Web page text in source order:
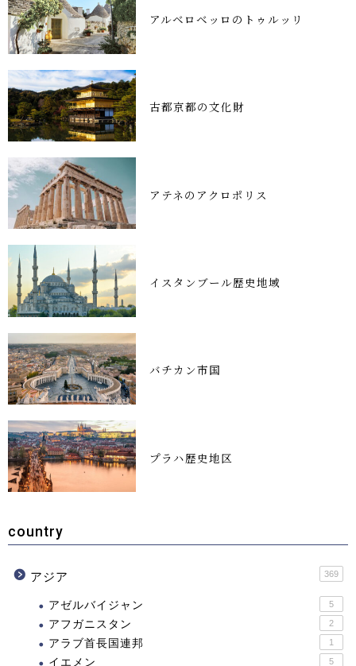
アルベロベッロのトゥルッリ
古都京都の文化財
アテネのアクロポリス
イスタンブール歴史地域
バチカン市国
プラハ歴史地区
country
アジア 369
アゼルバイジャン 5
アフガニスタン 2
アラブ首長国連邦 1
イエメン 5